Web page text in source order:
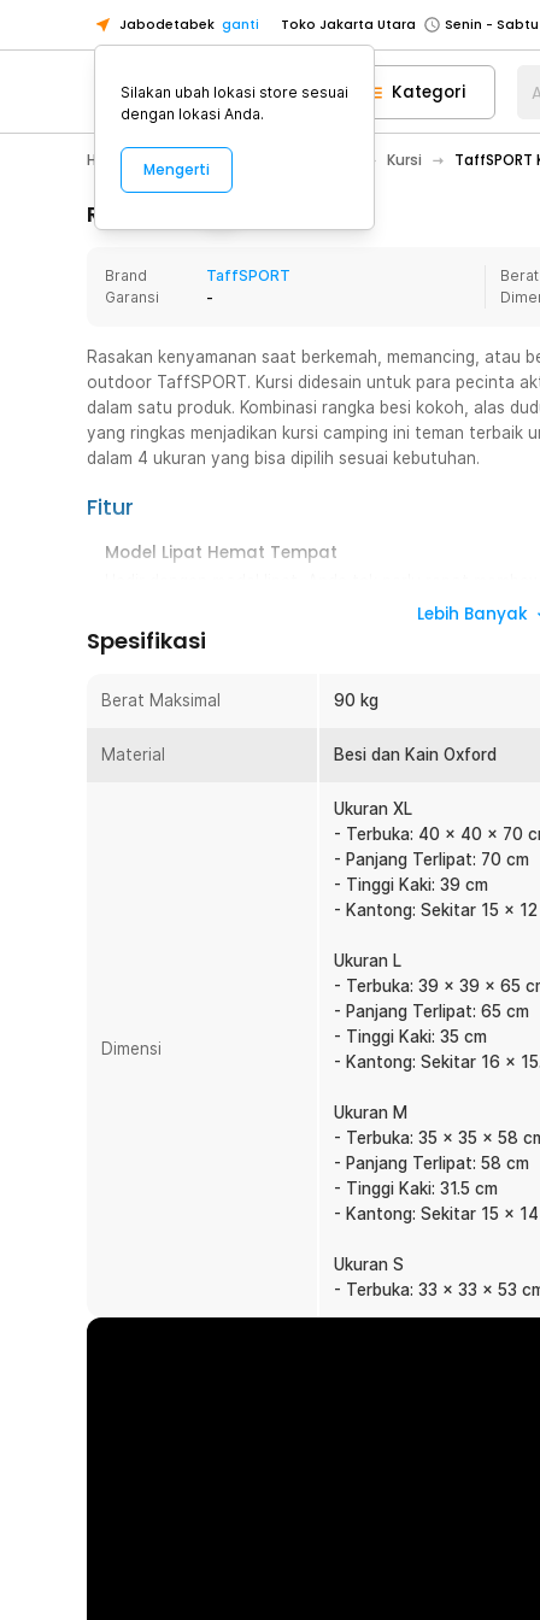
Jabodetabek ganti Toko Jakarta Utara
Toko Tangerang
Toko Cikupa
Pick n Go Jakarta Barat
Senin -
Pick n Go Bekasi
Senin - Jumat
Senin - Jumat
Senin -
Toko Jakarta Barat
Senin -
Toko Tangerang
Toko Cikupa
Pick n Go Jakarta Barat
Senin -
Pick n Go Bekasi
Senin - Jumat
Kategori
Home Appliance Kursi
Rincian Produk
Brand
TaffSPORT
Garansi
-
Rasakan kenyamanan saat berkemah, memancing, atau
outdoor TaffSPORT. Kursi didesain untuk para pecinta
dalam satu produk. Kombinasi rangka besi kokoh, alas
yang ringkas menjadikan kursi camping ini teman terbaik
dalam 4 ukuran yang bisa dipilih sesuai kebutuhan.
Fitur
Model Lipat Hemat Tempat
camping atau beraktivitas outdoor. Bawa produk
Kokoh dan Stabil
dapat menopang berat hingga 90 kg. Gunakan sebagai
Duduk Lebih Nyaman
ketegangan pada punggung. Kini Anda bisa
Tak ada barang yang hilang atau jatuh berkat adanya
barang dengan aman selama beristirahat.
Kain oxford berkualitas yang digunakan tebal dan
Bahan ini juga tahan air sehingga cocok untuk
Penyimpanan Praktis, Tanpa Ribet
Simpan dan bawa kursi camping saat beraktivitas lebih
Rincian yang Anda dapatkan untuk pembelian produk ini:
1 x TaffSPORT Kursi Lipat Outdoor Camping
Lebih Banyak
Spesifikasi
Berat Maksimal 90 kg
Material Besi dan Kain Oxford
Dimensi
Ukuran XL
- Terbuka: 40 x 40 x 70
- Panjang Terlipat: 70 cm
- Tinggi Kaki: 39 cm
- Kantong: Sekitar 15 x
Ukuran L
- Terbuka: 39 x 39 x 65
- Panjang Terlipat: 65 cm
- Tinggi Kaki: 35 cm
- Kantong: Sekitar 16 x
Ukuran M
- Terbuka: 35 x 35 x 58
- Panjang Terlipat: 58 cm
- Tinggi Kaki: 31.5 cm
- Kantong: Sekitar 15 x
Ukuran S
- Terbuka: 33 x 33 x 53
Silakan ubah lokasi store sesuai
dengan lokasi Anda.
Mengerti